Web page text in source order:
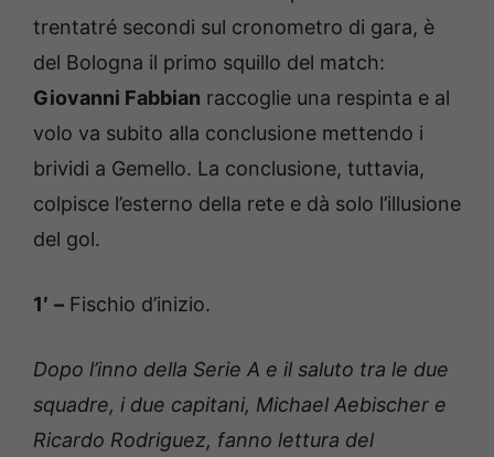
trentatré secondi sul cronometro di gara, è
del Bologna il primo squillo del match:
Giovanni Fabbian raccoglie una respinta e al
volo va subito alla conclusione mettendo i
brividi a Gemello. La conclusione, tuttavia,
colpisce l’esterno della rete e dà solo l’illusione
del gol.
1′ – Fischio d’inizio.
Dopo l’inno della Serie A e il saluto tra le due
squadre, i due capitani, Michael Aebischer e
Ricardo Rodriguez, fanno lettura del